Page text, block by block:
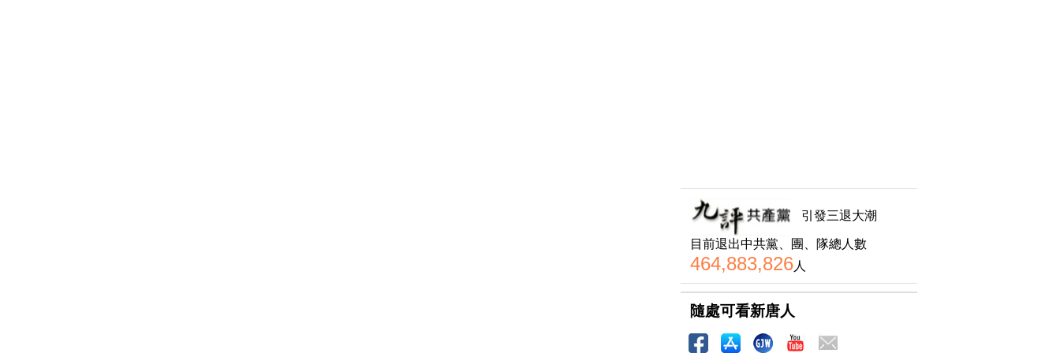
引發三退大潮
目前退出中共黨、團、隊總人數
464,883,826人
隨處可看新唐人